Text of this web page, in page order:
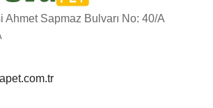
Ahmet Sapmaz Bulvarı No: 40/A